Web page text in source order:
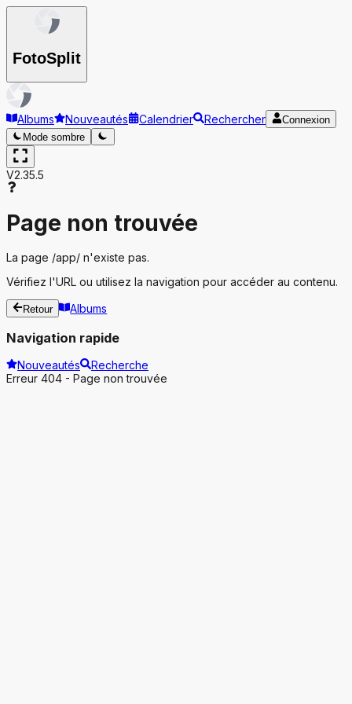
FotoSplit
Albums Nouveautés Calendrier Rechercher
Connexion
Mode sombre
V2.35.5
Page non trouvée
La page /app/ n'existe pas.
Vérifiez l'URL ou utilisez la navigation pour accéder au contenu.
Retour Albums
Navigation rapide
Nouveautés
Recherche
Erreur 404 - Page non trouvée